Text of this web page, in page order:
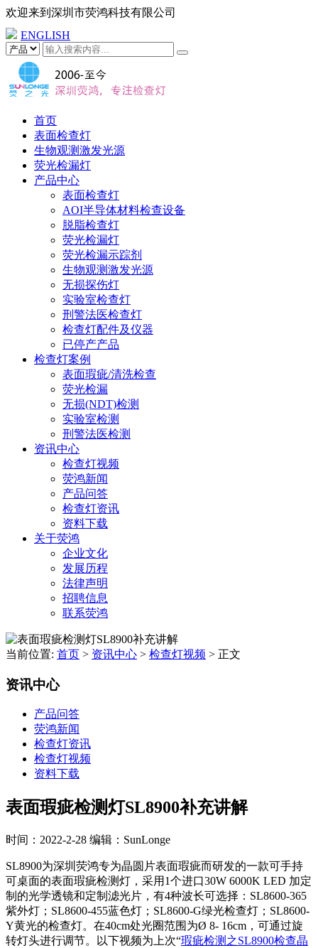
欢迎来到 深圳市荧鸿科技有限公司
ENGLISH
首页
表面检查灯
生物观测激发光源
荧光检漏灯
产品中心
表面检查灯
AOI半导体材料检查设备
脱脂检查灯
荧光检漏灯
荧光检漏示踪剂
生物观测激发光源
无损探伤灯
实验室检查灯
刑警法医检查灯
检查灯配件及仪器
已停产产品
检查灯案例
表面瑕疵/清洗检查
荧光检漏
无损(NDT)检测
实验室检测
刑警法医检测
资讯中心
检查灯视频
荧鸿新闻
产品问答
检查灯资讯
资料下载
关于荧鸿
企业文化
发展历程
法律声明
招聘信息
联系荧鸿
当前位置: 首页 > 资讯中心 > 检查灯视频 > 正文
资讯中心
产品问答
荧鸿新闻
检查灯资讯
检查灯视频
资料下载
表面瑕疵检测灯SL8900补充讲解
时间：2022-2-28 编辑：SunLonge
SL8900为深圳荧鸿专为晶圆片表面瑕疵而研发的一款可手持
可桌面的表面瑕疵检测灯，采用1个进口30W 6000K LED 加定
制的光学透镜和定制滤光片，有4种波长可选择：SL8600-365
紫外灯；SL8600-455蓝色灯；SL8600-G绿光检查灯；SL8600-
Y黄光的检查灯。在40cm处光圈范围为Ø 8- 16cm，可通过旋
转灯头进行调节。以下视频为上次“瑕疵检测之SL8900检查晶